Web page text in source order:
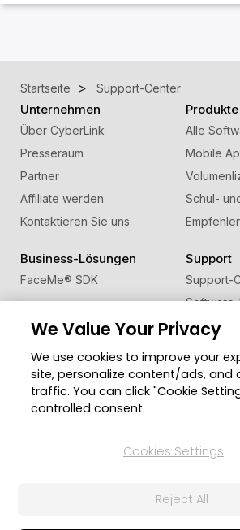
Startseite Support-Center
Unternehmen
Über CyberLink
Presseraum
Partner
Affiliate werden
Kontaktieren Sie uns
Produkte
Alle
Mobile
Schul-
Business-Lösungen
FaceMe® SDK
Support
Support-
Lernen +
Community
Mitgliederbereich
Blog
© 2026 CyberLink Corp. Alle Rechte
We Value Your Privacy
We use cookies to improve your
site, personalize content/ads, and
traffic. You can click "Cookie
controlled consent.
Cookies Settings
Reject All